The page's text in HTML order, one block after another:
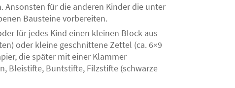
Ansonsten für die anderen Kinder die unter
Bausteine vorbereiten.
für jedes Kind einen kleinen Block aus
oder kleine geschnittene Zettel (ca. 6×9
die später mit einer Klammer
Bleistifte, Buntstifte, Filzstifte (schwarze